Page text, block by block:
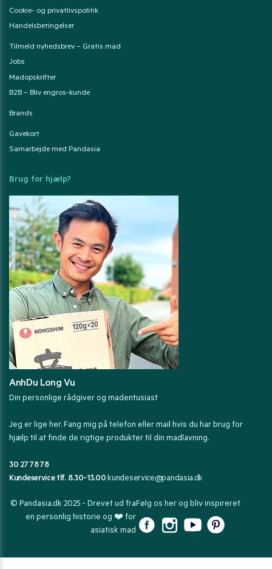
Cookie- og privatlivspolitik
Handelsbetingelser
Tilmeld nyhedsbrev – Gratis mad
Jobs
Madopskrifter
B2B – Bliv engros-kunde
Brands
Gavekort
Samarbejde med Pandasia
Brug for hjælp?
AnhDu Long Vu
Din personlige rådgiver og madentusiast
Jeg er lige her. Fang mig på telefon eller mail hvis du har brug for
hjælp til at finde de rigtige produkter til din madlavning.
30 27 78 78
Kundeservice tlf. 8.30-13.00kundeservice@pandasia.dk
© Pandasia.dk 2025 - Drevet ud fra
en personlig historie og ❤️ for
asiatisk mad
Følg os her og bliv inspireret